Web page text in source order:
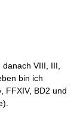
VIII, III,
bin ich
FFXIV, BD2 und